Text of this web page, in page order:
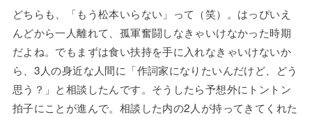
どちらも、「もう松本いらない」って（笑）。はっぴいえ
んどから一人離れて、孤軍奮闘しなきゃいけなかった時期
だよね。でもまずは食い扶持を手に入れなきゃいけないか
ら、3人の身近な人間に「作詞家になりたいんだけど、どう
思う？」と相談したんです。そうしたら予想外にトントン
拍子にことが進んで。相談した内の2人が持ってきてくれた